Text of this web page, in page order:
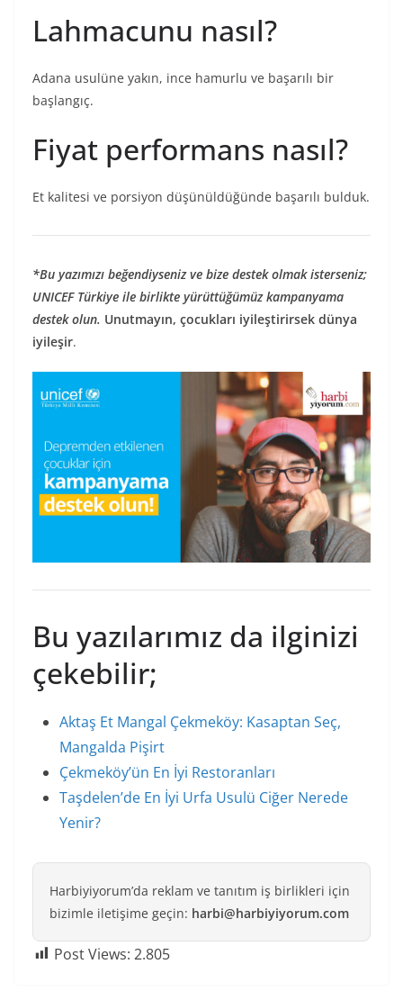
Lahmacunu nasıl?
Adana usulüne yakın, ince hamurlu ve başarılı bir
başlangıç.
Fiyat performans nasıl?
Et kalitesi ve porsiyon düşünüldüğünde başarılı bulduk.
*Bu yazımızı beğendiyseniz ve bize destek olmak isterseniz;
UNICEF Türkiye ile birlikte yürüttüğümüz kampanyama
destek olun. Unutmayın, çocukları iyileştirirsek dünya
iyileşir.
Bu yazılarımız da ilginizi
çekebilir;
Aktaş Et Mangal Çekmeköy: Kasaptan Seç,
Mangalda Pişirt
Çekmeköy’ün En İyi Restoranları
Taşdelen’de En İyi Urfa Usulü Ciğer Nerede
Yenir?
Harbiyiyorum’da reklam ve tanıtım iş birlikleri için
bizimle iletişime geçin: harbi@harbiyiyorum.com
Post Views: 2.805